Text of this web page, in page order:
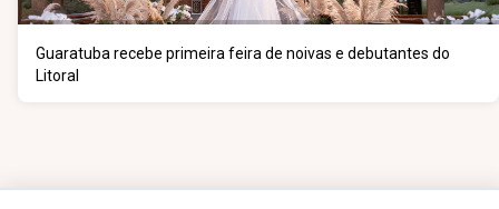
Guaratuba recebe primeira feira de noivas e debutantes do
Litoral